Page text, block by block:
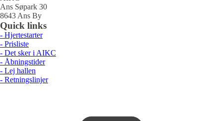
Ans Søpark 30
8643 Ans By
Quick links
- Hjertestarter
- Prisliste
- Det sker i AIKC
- Åbningstider
- Lej hallen
- Retningslinjer